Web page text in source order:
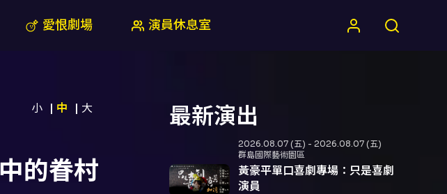
愛恨劇場 演員休息室
小 中 大
的眷村
最新演出
2026.08.07 (五) - 2026.08.07 (五)
群島國際藝術園區
黃豪平單口喜劇專場：只是喜劇
演員